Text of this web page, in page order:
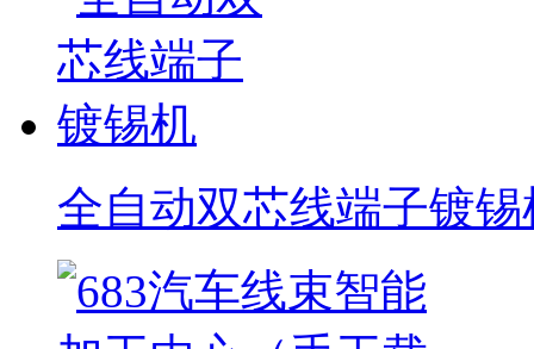
全自动双芯线端子镀锡